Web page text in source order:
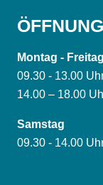
Montag - Freitag
09.30 - 13.00
14.00 – 18.00
Samstag
09.30 - 14.00